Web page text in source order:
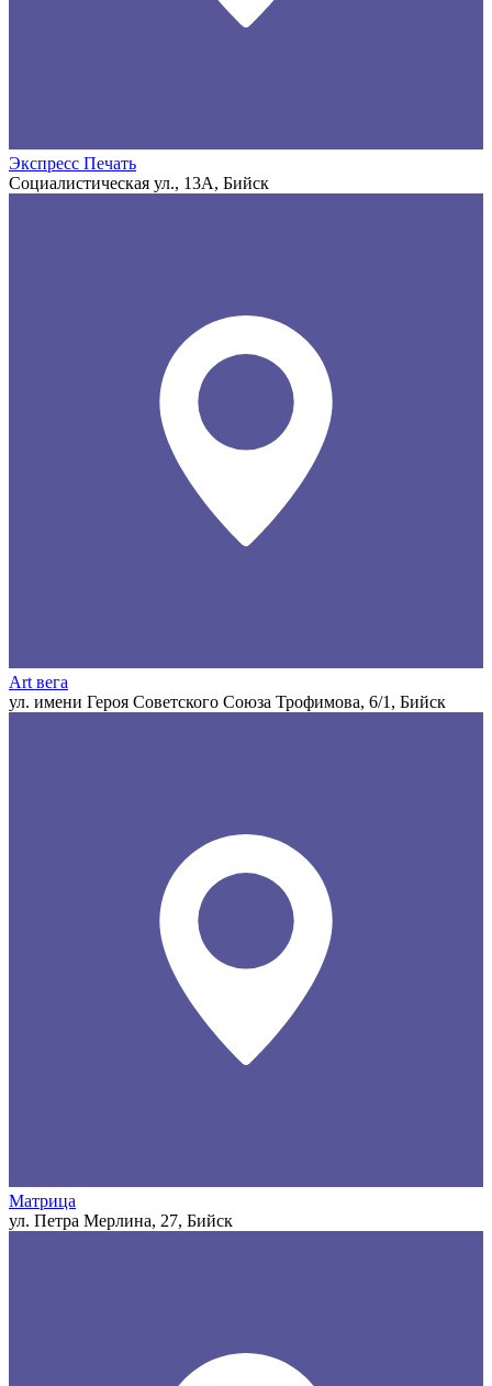
Экспресс Печать
Социалистическая ул., 13А, Бийск
Art вега
ул. имени Героя Советского Союза Трофимова, 6/1, Бийск
Матрица
ул. Петра Мерлина, 27, Бийск